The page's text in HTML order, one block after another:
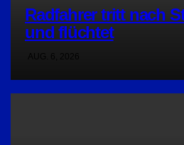
Radfahrer tritt nach
und flüchtet